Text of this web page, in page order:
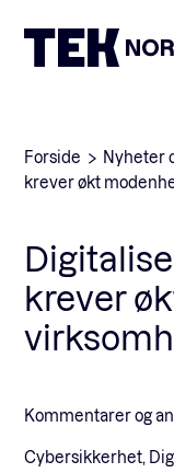
Om oss
Nyheter
Kontakt
English
POPULÆRE SØK:
Våre viktigste
Medlemskap
Forside Nyheter
krever økt
krever
Kommentarer og
Cybersikkerhet,